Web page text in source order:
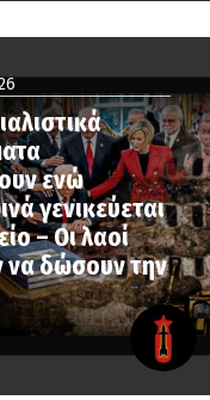
ενώ
γενικεύεται
– Οι λαοί
να δώσουν την